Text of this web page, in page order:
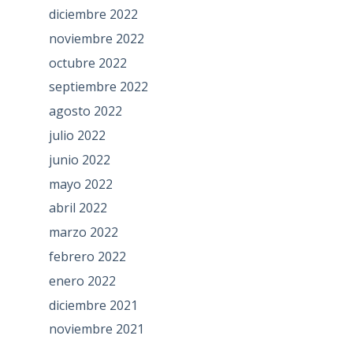
diciembre 2022
noviembre 2022
octubre 2022
septiembre 2022
agosto 2022
julio 2022
junio 2022
mayo 2022
abril 2022
marzo 2022
febrero 2022
enero 2022
diciembre 2021
noviembre 2021